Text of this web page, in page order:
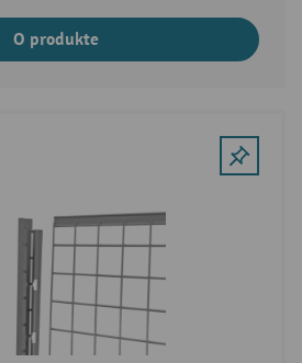
O produkte